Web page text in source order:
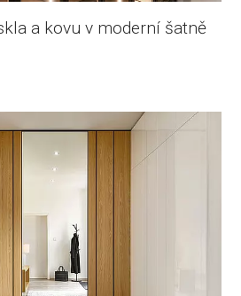
a kovu v moderní šatně